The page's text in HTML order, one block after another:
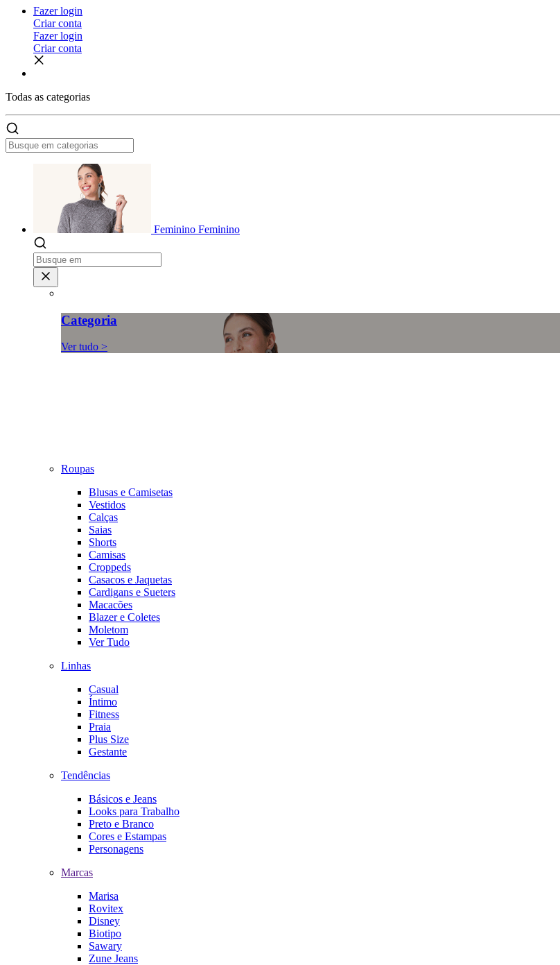
Fazer login
Criar conta
Fazer login
Criar conta
Todas as categorias
Feminino Feminino
Categoria
Ver tudo >
Roupas
Blusas e Camisetas
Vestidos
Calças
Saias
Shorts
Camisas
Croppeds
Casacos e Jaquetas
Cardigans e Sueters
Macacões
Blazer e Coletes
Moletom
Ver Tudo
Linhas
Casual
Íntimo
Fitness
Praia
Plus Size
Gestante
Tendências
Básicos e Jeans
Looks para Trabalho
Preto e Branco
Cores e Estampas
Personagens
Marcas
Marisa
Rovitex
Disney
Biotipo
Sawary
Zune Jeans